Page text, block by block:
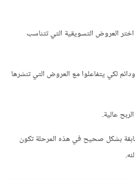
العروض التسويقية التي تتناسب
لكي يتفاعلوا مع العروض التي تنشرها
عالية.
بشكل صحيح في هذه المرحلة تكون